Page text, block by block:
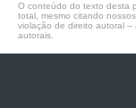
O conteúdo do texto desta
total, mesmo citando
violação de direito autoral
autorais